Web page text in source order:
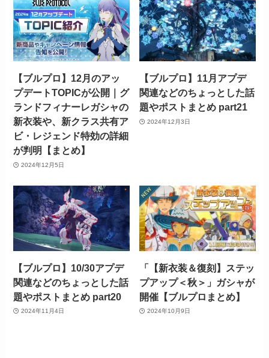
【ブルプロ】12月のアッ
プデートTOPICが公開｜グ
ランドフィナーレガシャの
新衣装や、新クラス共有ア
ビ・レジェンド特効の詳細
が判明【まとめ】
2024年12月5日
【ブルプロ】11月アプデ
関連などのちょっとした話
題やポストまとめ part21
2024年12月3日
【ブルプロ】10/30アプデ
関連などのちょっとした話
題やポストまとめ part20
2024年11月4日
「【新衣装＆復刻】ステッ
プアップ＜秋＞」ガシャが
開催【ブルプロまとめ】
2024年10月9日